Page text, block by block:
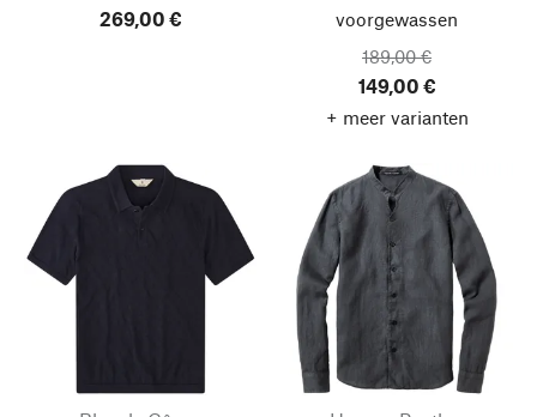
269,00 €
voorgewassen
189,00 €
149,00 €
+ meer varianten